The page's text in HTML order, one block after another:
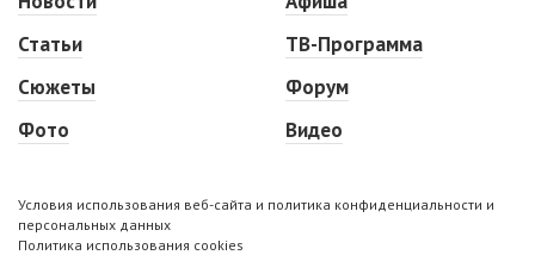
Статьи
Сюжеты
Фото
ТВ-Программа
Форум
Видео
Условия использования веб-сайта и политика конфиденциальности и
персональных данных
Политика использования cookies